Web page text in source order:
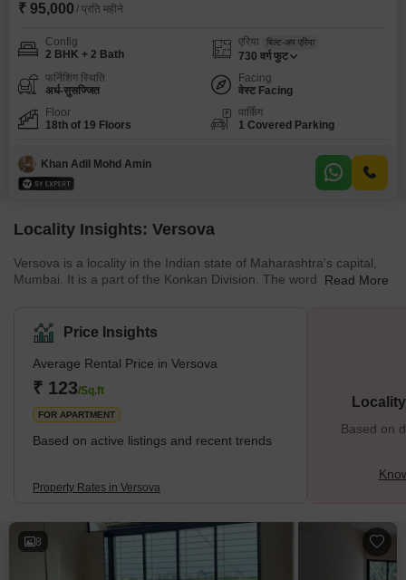
₹ 95,000 / प्रति महीने
Config
2 BHK + 2 Bath
एरिया बिल्ट-अप एरिया
730 वर्ग फुट
फर्निशिंग स्थिति
अर्ध-सुसज्जित
Facing
वेस्ट Facing
Floor
18th of 19 Floors
पार्किंग
1 Covered Parking
Khan Adil Mohd Amin
Locality Insights: Versova
Versova is a locality in the Indian state of Maharashtra's capital,
Mumbai. It is a part of the Konkan Division. The word "Visava,"
sound "Vesava." The "Kolis," or Mumbai's indigenous inhabitants,
keep Versova alive. They are the oldest and original inhabitants of
the area. Mangroves in full bloom line the Versova Creek area's
Read More
Price Insights
Average Rental Price in Versova
₹ 123/Sq.ft
FOR APARTMENT
Based on active listings and recent trends
Property Rates in Versova
Based on
8